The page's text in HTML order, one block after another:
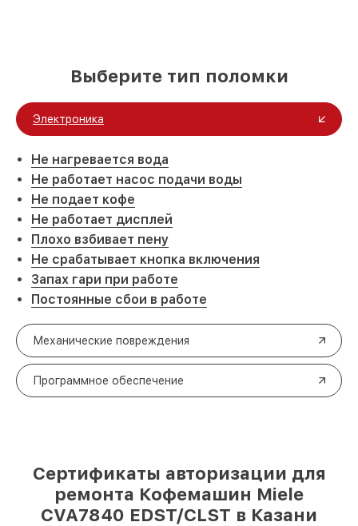
Выберите тип поломки
Электроника
Не нагревается вода
Не работает насос подачи воды
Не подает кофе
Не работает дисплей
Плохо взбивает пену
Не срабатывает кнопка включения
Запах гари при работе
Постоянные сбои в работе
Механические повреждения
Программное обеспечение
Сертификаты авторизации для
ремонта Кофемашин Miele
CVA7840 EDST/CLST в Казани